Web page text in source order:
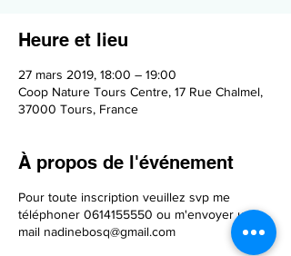
Heure et lieu
27 mars 2019, 18:00 – 19:00
Coop Nature Tours Centre, 17 Rue Chalmel,
37000 Tours, France
À propos de l'événement
Pour toute inscription veuillez svp me
téléphoner 0614155550 ou m'envoyer un
mail nadinebosq@gmail.com